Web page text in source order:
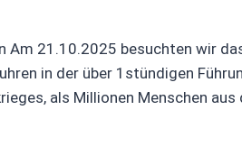
Am 21.10.2025 besuchten wir
in der über 1stündigen
als Millionen Menschen